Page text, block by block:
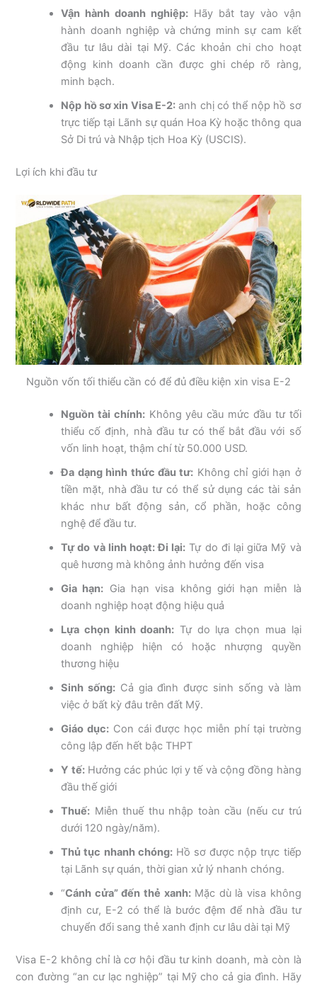
Vận hành doanh nghiệp:Hãy bắt tay vào vận
hành doanh nghiệp và chứng minh sự cam kết
đầu tư lâu dài tại Mỹ. Các khoản chi cho hoạt
động kinh doanh cần được ghi chép rõ ràng,
minh bạch.
Nộp hồ sơ xin Visa E-2: anh chị có thể nộp hồ sơ
trực tiếp tại Lãnh sự quán Hoa Kỳ hoặc thông qua
Sở Di trú và Nhập tịch Hoa Kỳ (USCIS).
Lợi ích khi đầu tư
Nguồn vốn tối thiểu cần có để đủ điều kiện xin visa E-2
Nguồn tài chính:Không yêu cầu mức đầu tư tối
thiểu cố định, nhà đầu tư có thể bắt đầu với số
vốn linh hoạt, thậm chí từ 50.000 USD.
Đa dạng hình thức đầu tư: Không chỉ giới hạn ở
tiền mặt, nhà đầu tư có thể sử dụng các tài sản
khác như bất động sản, cổ phần, hoặc công
nghệ để đầu tư.
Tự do và linh hoạt: Đi lại: Tự do đi lại giữa Mỹ và
quê hương mà không ảnh hưởng đến visa
Gia hạn: Gia hạn visa không giới hạn miễn là
doanh nghiệp hoạt động hiệu quả
Lựa chọn kinh doanh: Tự do lựa chọn mua lại
doanh nghiệp hiện có hoặc nhượng quyền
thương hiệu
Sinh sống: Cả gia đình được sinh sống và làm
việc ở bất kỳ đâu trên đất Mỹ.
Giáo dục: Con cái được học miễn phí tại trường
công lập đến hết bậc THPT
Y tế:Hưởng các phúc lợi y tế và cộng đồng hàng
đầu thế giới
Thuế: Miễn thuế thu nhập toàn cầu (nếu cư trú
dưới 120 ngày/năm).
Thủ tục nhanh chóng:Hồ sơ được nộp trực tiếp
tại Lãnh sự quán, thời gian xử lý nhanh chóng.
“Cánh cửa” đến thẻ xanh:Mặc dù là visa không
định cư, E-2 có thể là bước đệm để nhà đầu tư
chuyển đổi sang thẻ xanh định cư lâu dài tại Mỹ
Visa E-2 không chỉ là cơ hội đầu tư kinh doanh, mà còn là
con đường “an cư lạc nghiệp” tại Mỹ cho cả gia đình. Hãy